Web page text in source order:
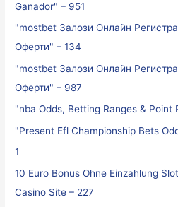
Ganador" – 951
"mostbet Залози Онлайн
Оферти" – 134
"mostbet Залози Онлайн
Оферти" – 987
"nba Odds, Betting Ranges & Point
"Present Efl Championship Bets
1
10 Euro Bonus Ohne Einzahlung
Casino Site – 227